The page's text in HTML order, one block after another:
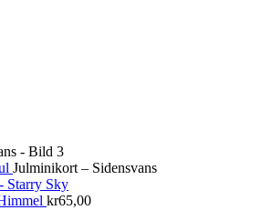
Julminikort – Sidensvans
kr65,00